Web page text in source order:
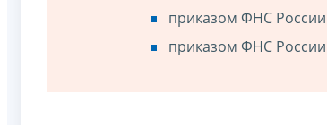
приказом ФНС России
приказом ФНС России